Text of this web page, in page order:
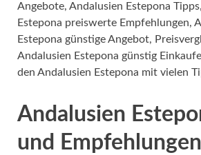
Angebote, Andalusien Estepona
Estepona preiswerte Empfehlungen,
Estepona günstige Angebot,
Andalusien Estepona günstig
den Andalusien Estepona mit vielen
Andalusien
und Empfehlungen